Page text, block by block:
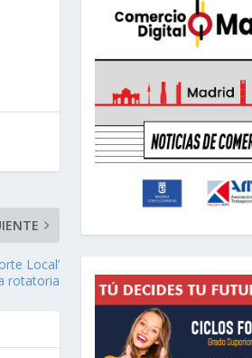
Local’
rotatoria